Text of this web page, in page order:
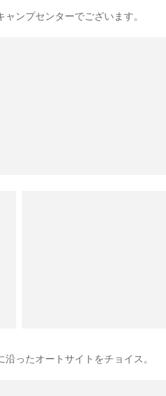
ンプセンターでございます。
ったオートサイトをチョイス。